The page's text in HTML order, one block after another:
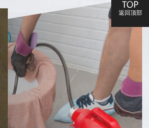
返回顶部